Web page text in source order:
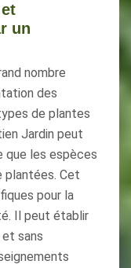
un
nombre
des
de plantes
Jardin peut
les espèces
plantées. Cet
pour la
Il peut établir
sans